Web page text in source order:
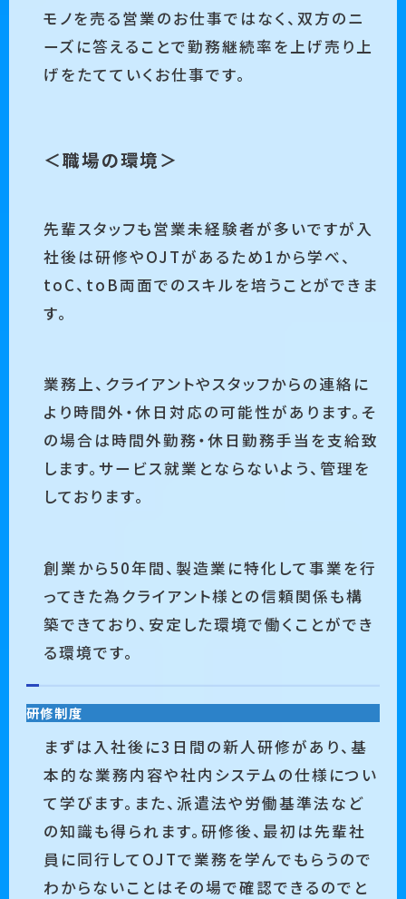
モノを売る営業のお仕事ではなく、双方のニ
ーズに答えることで勤務継続率を上げ売り上
げをたてていくお仕事です。
＜職場の環境＞
先輩スタッフも営業未経験者が多いですが入
社後は研修やOJTがあるため1から学べ、
toC、toB両面でのスキルを培うことができま
す。
業務上、クライアントやスタッフからの連絡に
より時間外・休日対応の可能性があります。そ
の場合は時間外勤務・休日勤務手当を支給致
します。サービス就業とならないよう、管理を
しております。
創業から50年間、製造業に特化して事業を行
ってきた為クライアント様との信頼関係も構
築できており、安定した環境で働くことができ
る環境です。
研修制度
まずは入社後に3日間の新人研修があり、基
本的な業務内容や社内システムの仕様につい
て学びます。また、派遣法や労働基準法など
の知識も得られます。研修後、最初は先輩社
員に同行してOJTで業務を学んでもらうので
わからないことはその場で確認できるのでと